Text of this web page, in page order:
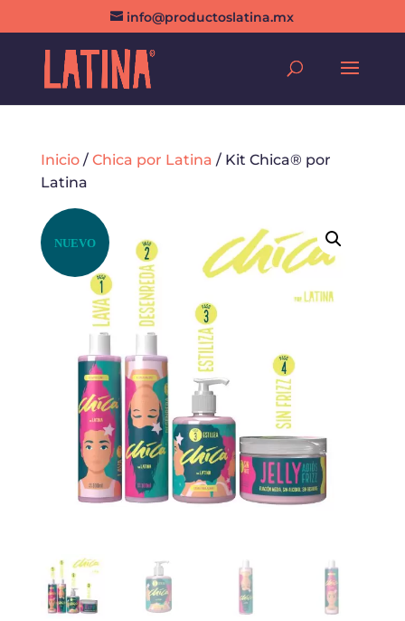
info@productoslatina.mx
Inicio/ Chica por Latina / Kit Chica® por
Latina
NUEVO